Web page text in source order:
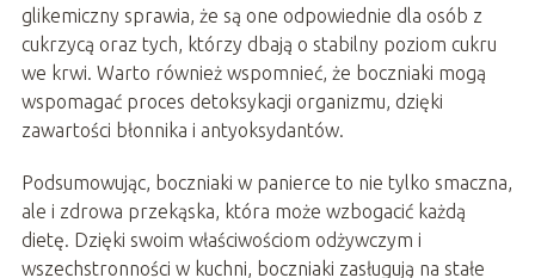
glikemiczny sprawia, że są one odpowiednie dla osób z
cukrzycą oraz tych, którzy dbają o stabilny poziom cukru
we krwi. Warto również wspomnieć, że boczniaki mogą
wspomagać proces detoksykacji organizmu, dzięki
zawartości błonnika i antyoksydantów.
Podsumowując, boczniaki w panierce to nie tylko smaczna,
ale i zdrowa przekąska, która może wzbogacić każdą
dietę. Dzięki swoim właściwościom odżywczym i
wszechstronności w kuchni, boczniaki zasługują na stałe